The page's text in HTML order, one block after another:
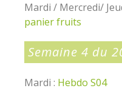
Mardi / Mercredi/
panier fruits
Semaine 4 du
Mardi : Hebdo S04